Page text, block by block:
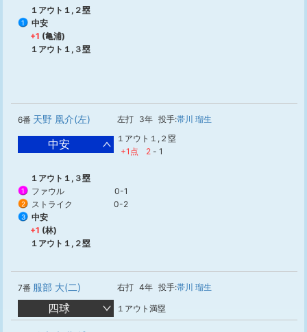
１アウト１,２塁
1
中安
+1 (亀浦)
１アウト１,３塁
6番 天野 凰介(左) 左打 3年 投手:帯川 瑠生
中安
１アウト１,２塁
+1点
2 - 1
１アウト１,３塁
1 ファウル 0-1
2 ストライク 0-2
3
中安
+1 (林)
１アウト１,２塁
7番 服部 大(二) 右打 4年 投手:帯川 瑠生
四球 １アウト満塁